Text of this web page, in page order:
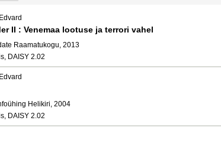
II : Venemaa lootuse ja terrori vahel
Raamatukogu, 2013
DAISY 2.02
Helikiri, 2004
DAISY 2.02